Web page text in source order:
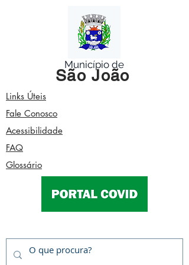
Município de
São João
Links Úteis
Fale Conosco
Acessibilidade
FAQ
Glossário